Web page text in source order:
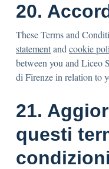
20.
These Terms and
statementand cookie
between you and Liceo
di Firenze in relation to
21.
questi
condizioni